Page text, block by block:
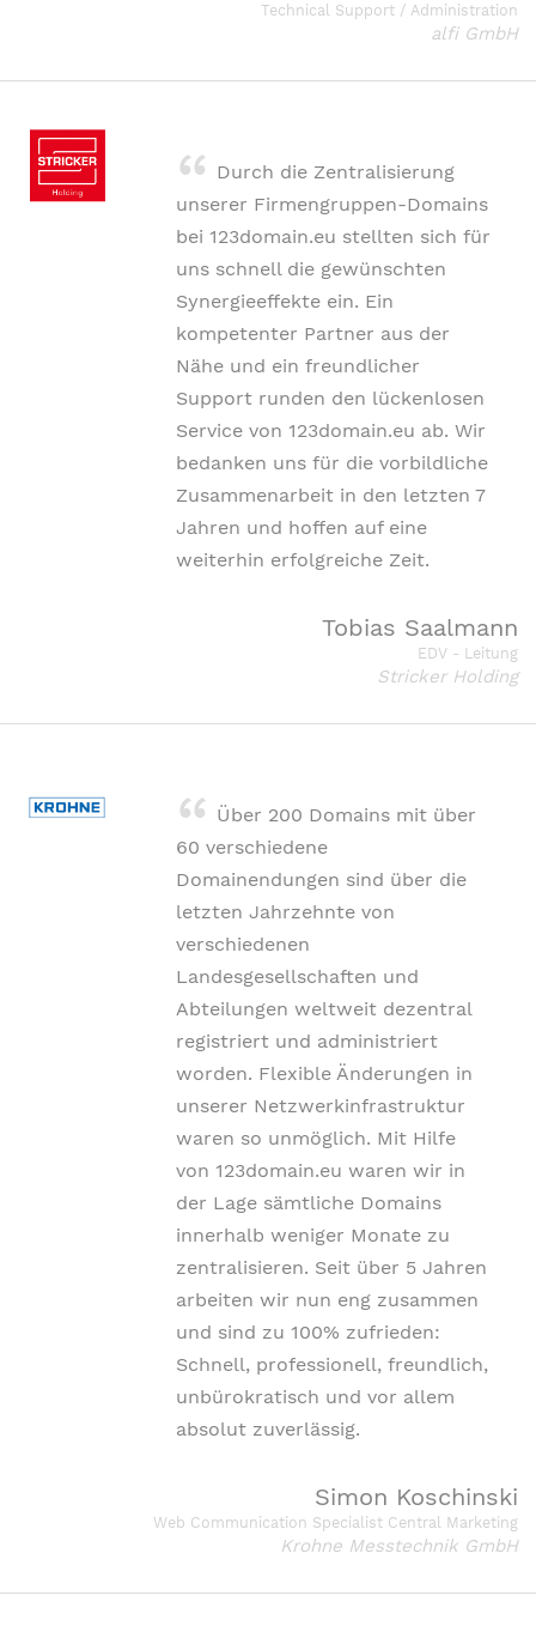
Technical Support / Administration
alfi GmbH
Durch die Zentralisierung
unserer Firmengruppen-Domains
bei 123domain.eu stellten sich für
uns schnell die gewünschten
Synergieeffekte ein. Ein
kompetenter Partner aus der
Nähe und ein freundlicher
Support runden den lückenlosen
Service von 123domain.eu ab. Wir
bedanken uns für die vorbildliche
Zusammenarbeit in den letzten 7
Jahren und hoffen auf eine
weiterhin erfolgreiche Zeit.
Tobias Saalmann
EDV - Leitung
Stricker Holding
Über 200 Domains mit über
60 verschiedene
Domainendungen sind über die
letzten Jahrzehnte von
verschiedenen
Landesgesellschaften und
Abteilungen weltweit dezentral
registriert und administriert
worden. Flexible Änderungen in
unserer Netz­werk­infrastruktur
waren so unmöglich. Mit Hilfe
von 123domain.eu waren wir in
der Lage sämtliche Domains
innerhalb weniger Monate zu
zentralisieren. Seit über 5 Jahren
arbeiten wir nun eng zusammen
und sind zu 100% zufrieden:
Schnell, professionell, freundlich,
unbürokratisch und vor allem
absolut zuverlässig.
Simon Koschinski
Web Communication Specialist Central Marketing
Krohne Messtechnik GmbH